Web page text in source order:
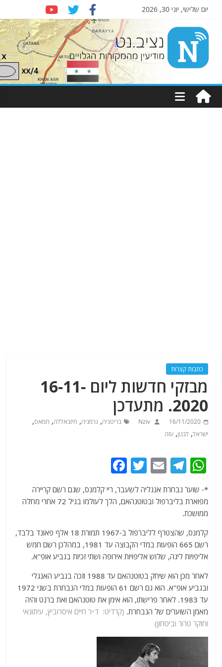
יום שלישי, יוני 30, 2026
Nziv.net
מודיעין
מהמקורות
כתבות קצרות
מבזקי חדשות ליום 16-11-
2020. מתעדכן
16/11/2020
Nziv בריטניה, גרמניה, חיזבאללה, חמאס,
ישראל, לבנון,עזה
W
at
s
A
p
p
T
e
ra
m
E
m
ai
T
itt
c
e
b
o
o
k
*- שוער נבחרת אנגליה לשעבר, ריי קלמנס, שגם רשם קריירה
מפוארת בליברפול ובטוטנהאם, הלך לעולמו בגיל 72 אחרי מחלה
ממושכת.
קלמנס, שהצטרף לליברפול ב-1967 תמורת 18 אלף פאונד בלבד,
רשם 665 הופעות במדי הקבוצה עד 1981, במהלכן רשם חמש
אליפויות ליגה, שלוש אליפויות אירופה ושתי זכיות בגביע אופ"א.
לאחר מכן הוא שיחק בטוטנהאם עד 1988 וזכה בגביע האנגלי
ובגביע אופ"א. הוא גם רשם 61 הופעות במדי הנבחרת בשני 1972
עד 1983. לאחר פרישתו, הוא אימן את טוטנהאם ואת ברנט והיה
מאמן השוערים של הנבחרת. (קרדיט: ד״ר חיים איסרוביץ, עיתונאי
וחוקר טרור וביטחון)